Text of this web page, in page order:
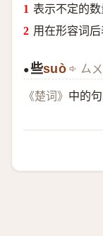
表示不定的数
用在形容词后
●些suò ㄙ
《楚词》 中的句